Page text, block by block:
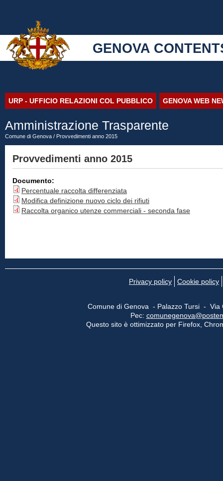
GENOVA
URP - UFFICIO RELAZIONI COL PUBBLICO GENOVA WEB
Amministrazione Trasparente
Comune di Genova / Provvedimenti anno 2015
Provvedimenti anno 2015
Documento:
Percentuale raccolta differenziata
Modifica definizione nuovo ciclo dei rifiuti
Raccolta organico utenze commerciali - seconda fase
Privacy policy Cookie policy
Comune di Genova - Palazzo Tursi -
Pec:
Questo sito è ottimizzato per Firefox,